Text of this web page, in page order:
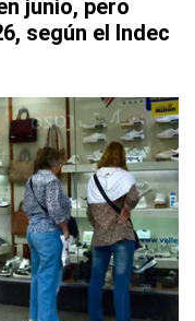
junio, pero
según el Indec